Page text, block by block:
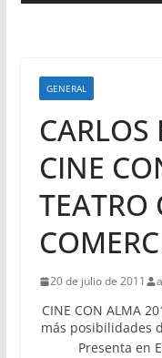
GENERAL
CARLOS
CINE
TEATRO
20 de julio de 2011
CINE CON ALMA
más posibilidades
Presenta en